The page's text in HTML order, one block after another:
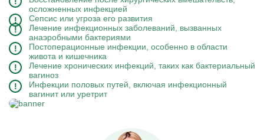
осложненных инфекцией
Сепсис или угроза его развития
Лечение инфекционных заболеваний, вызванных
анаэробными бактериями
Постоперационные инфекции, особенно в области
живота и кишечника
Лечение хронических инфекций, таких как бактериальный
вагиноз
Инфекции половых путей, включая инфекционный
вагинит или уретрит